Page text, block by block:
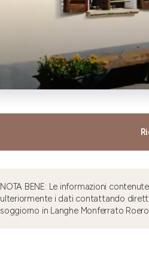
NOTA BENE: Le informazioni
ulteriormente i dati contattando
soggiorno in Langhe Monferrato